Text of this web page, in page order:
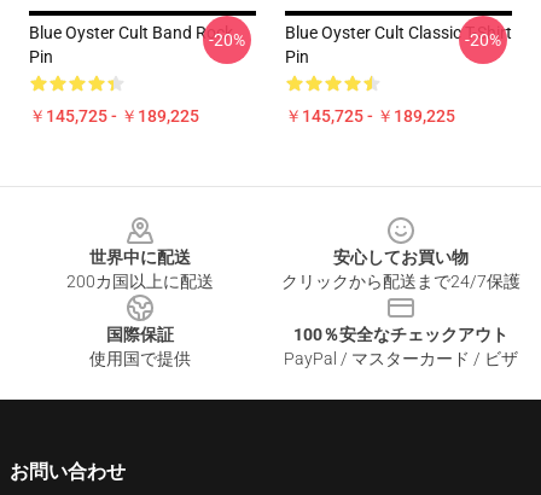
Blue Oyster Cult Band Rock
Pin
￥145,725 - ￥189,225
-20%
Blue Oyster Cult Classic T-Shirt
Pin
￥145,725 - ￥189,225
-20%
世界中に配送
200カ国以上に配送
安心してお買い物
クリックから配送まで24/7保護
国際保証
使用国で提供
100％安全なチェックアウト
PayPal / マスターカード / ビザ
お問い合わせ